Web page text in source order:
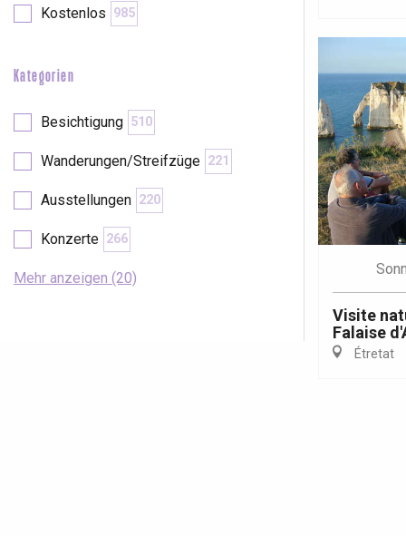
Kostenlos 985
Kategorien
Besichtigung 510
Wanderungen/Streifzüge 221
Ausstellungen 220
Konzerte 266
Mehr anzeigen (20)
Visite
Falaise
Étretat